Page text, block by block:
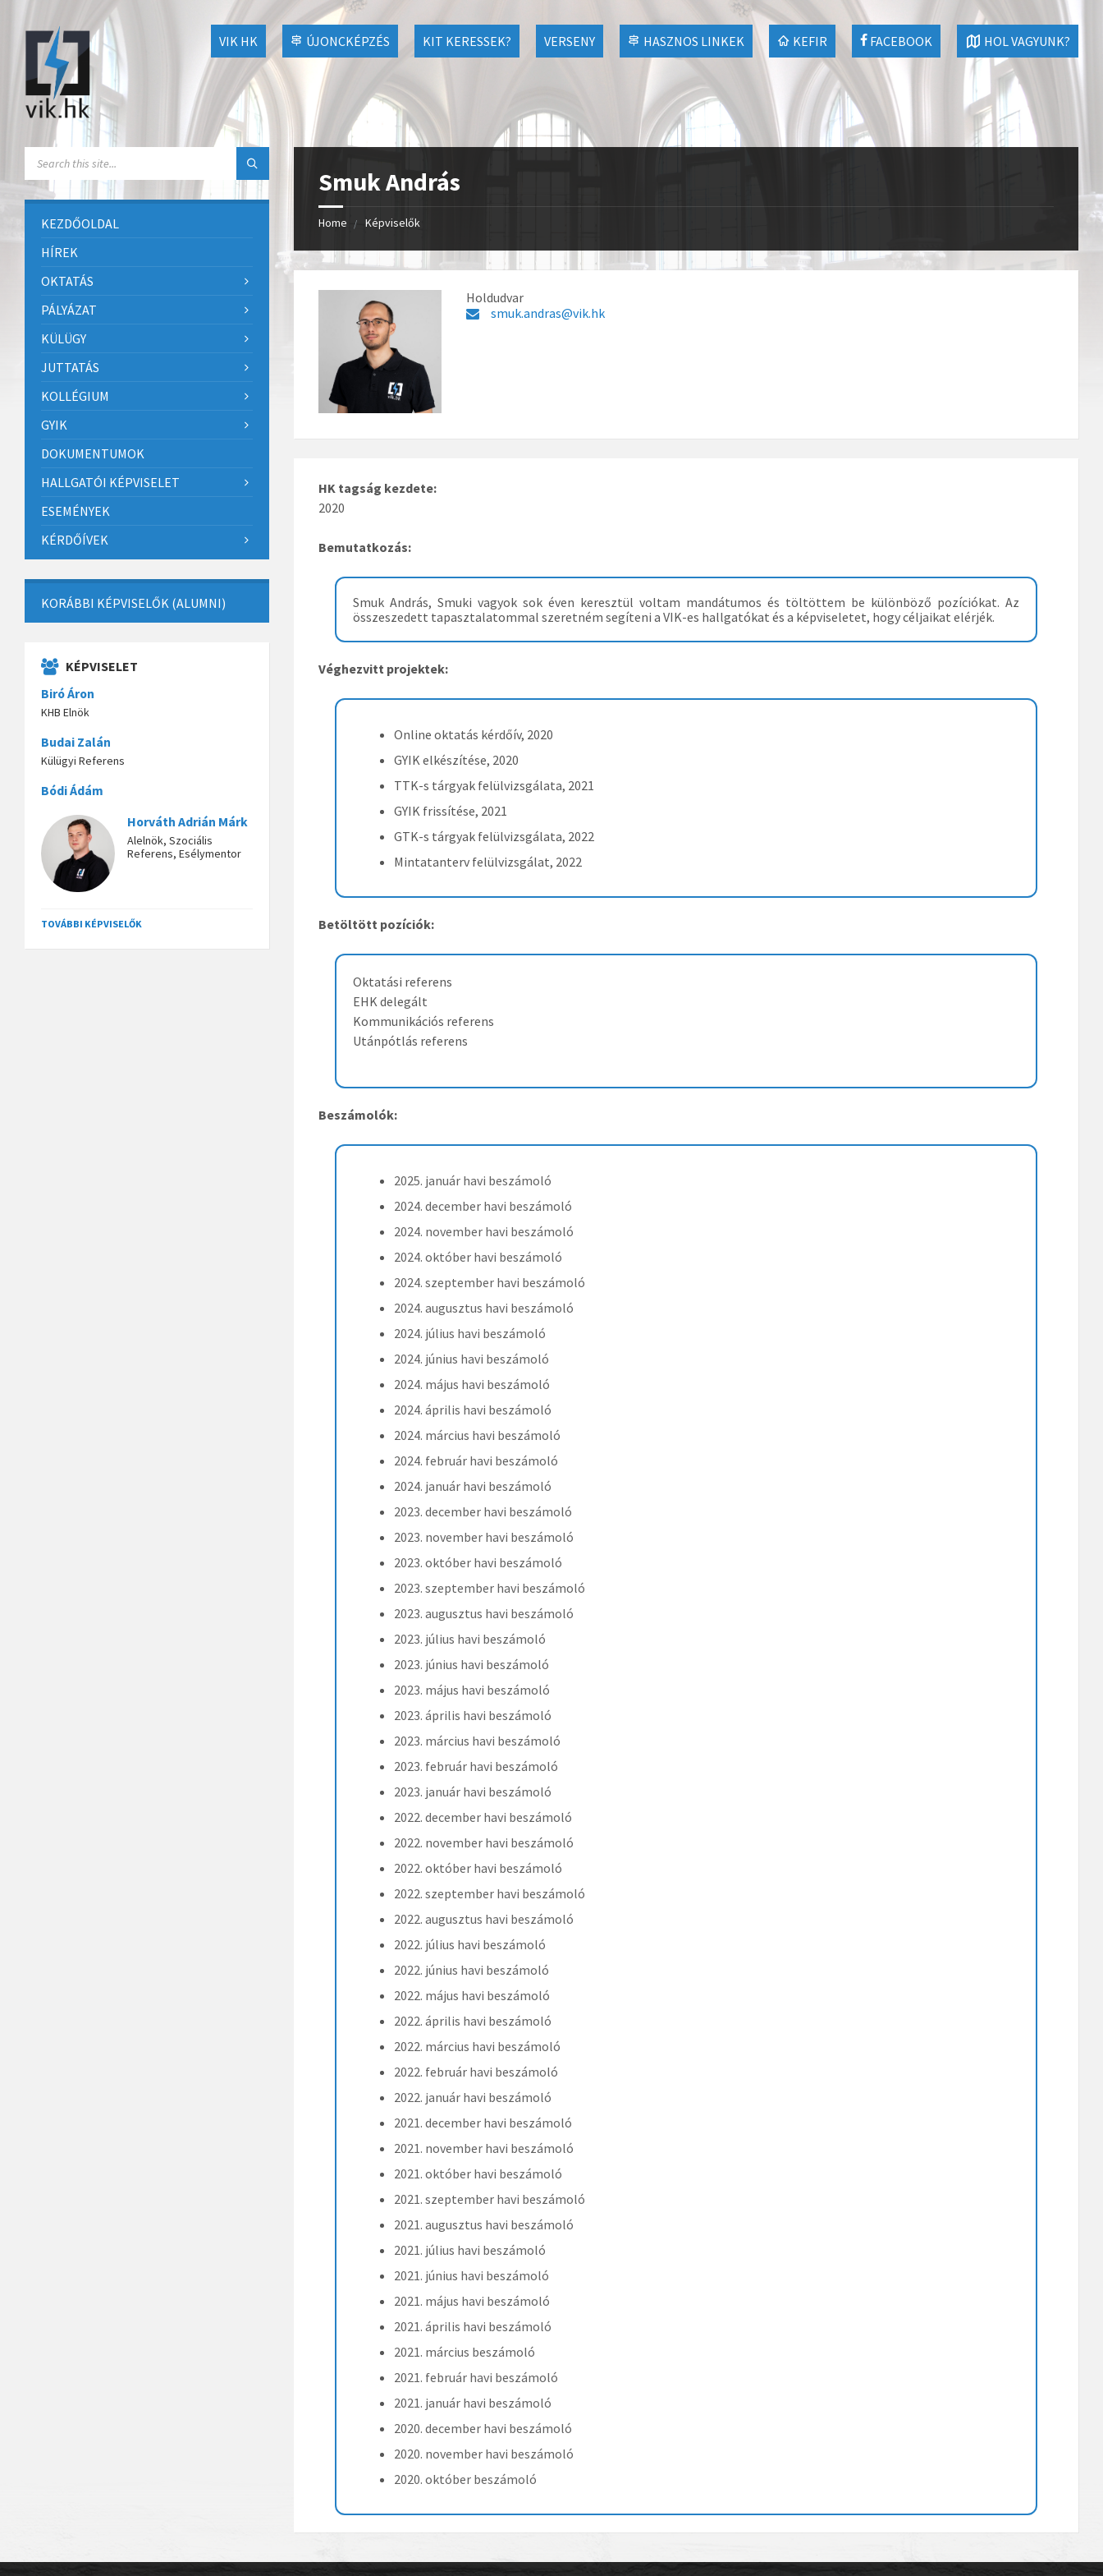
VIK HK ÚJONCKÉPZÉS KIT KERESSEK? VERSENY HASZNOS LINKEK KEFIR FACEBOOK HOL VAGYUNK?
Smuk András
Home Képviselők
Holdudvar
smuk.andras@vik.hk
HK tagság kezdete:
2020
Bemutatkozás:
Smuk András, Smuki vagyok sok éven keresztül voltam mandátumos és töltöttem be különböző pozíciókat. Az
összeszedett tapasztalatommal szeretném segíteni a VIK-es hallgatókat és a képviseletet, hogy céljaikat elérjék.
Véghezvitt projektek:
Online oktatás kérdőív, 2020
GYIK elkészítése, 2020
TTK-s tárgyak felülvizsgálata, 2021
GYIK frissítése, 2021
GTK-s tárgyak felülvizsgálata, 2022
Mintatanterv felülvizsgálat, 2022
Betöltött pozíciók:
Oktatási referens
EHK delegált
Kommunikációs referens
Utánpótlás referens
Beszámolók:
2025. január havi beszámoló
2024. december havi beszámoló
2024. november havi beszámoló
2024. október havi beszámoló
2024. szeptember havi beszámoló
2024. augusztus havi beszámoló
2024. július havi beszámoló
2024. június havi beszámoló
2024. május havi beszámoló
2024. április havi beszámoló
2024. március havi beszámoló
2024. február havi beszámoló
2024. január havi beszámoló
2023. december havi beszámoló
2023. november havi beszámoló
2023. október havi beszámoló
2023. szeptember havi beszámoló
2023. augusztus havi beszámoló
2023. július havi beszámoló
2023. június havi beszámoló
2023. május havi beszámoló
2023. április havi beszámoló
2023. március havi beszámoló
2023. február havi beszámoló
2023. január havi beszámoló
2022. december havi beszámoló
2022. november havi beszámoló
2022. október havi beszámoló
2022. szeptember havi beszámoló
2022. augusztus havi beszámoló
2022. július havi beszámoló
2022. június havi beszámoló
2022. május havi beszámoló
2022. április havi beszámoló
2022. március havi beszámoló
2022. február havi beszámoló
2022. január havi beszámoló
2021. december havi beszámoló
2021. november havi beszámoló
2021. október havi beszámoló
2021. szeptember havi beszámoló
2021. augusztus havi beszámoló
2021. július havi beszámoló
2021. június havi beszámoló
2021. május havi beszámoló
2021. április havi beszámoló
2021. március beszámoló
2021. február havi beszámoló
2021. január havi beszámoló
2020. december havi beszámoló
2020. november havi beszámoló
2020. október beszámoló
KEZDŐOLDAL
HÍREK
OKTATÁS
PÁLYÁZAT
KÜLÜGY
JUTTATÁS
KOLLÉGIUM
GYIK
DOKUMENTUMOK
HALLGATÓI KÉPVISELET
ESEMÉNYEK
KÉRDŐÍVEK
KORÁBBI KÉPVISELŐK (ALUMNI)
KÉPVISELET
Biró Áron
KHB Elnök
Budai Zalán
Külügyi Referens
Bódi Ádám
Horváth Adrián Márk
Alelnök, Szociális
Referens, Esélymentor
TOVÁBBI KÉPVISELŐK